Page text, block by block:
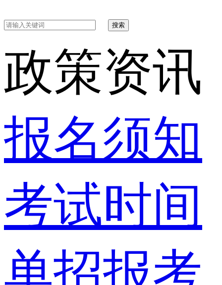
搜索
政策资讯
报名须知
考试时间
单招报考